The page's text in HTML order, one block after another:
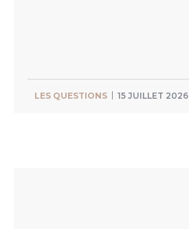
LES QUESTIONS 15 JUILLET 2026